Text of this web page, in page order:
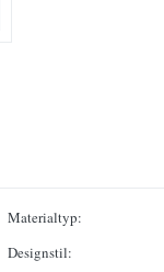
Materialtyp:
Designstil: